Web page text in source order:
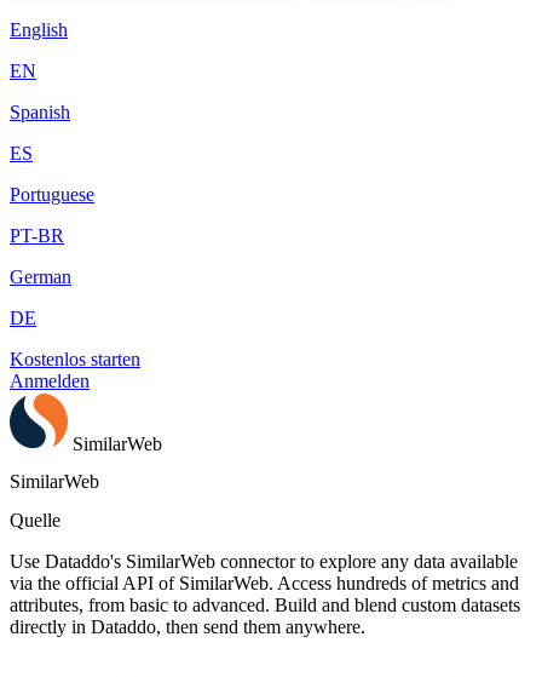
English
EN
Spanish
ES
Portuguese
PT-BR
German
DE
Kostenlos starten
Anmelden
SimilarWeb
SimilarWeb
Quelle
Use Dataddo's SimilarWeb connector to explore any data available
via the official API of SimilarWeb. Access hundreds of metrics and
attributes, from basic to advanced. Build and blend custom datasets
directly in Dataddo, then send them anywhere.